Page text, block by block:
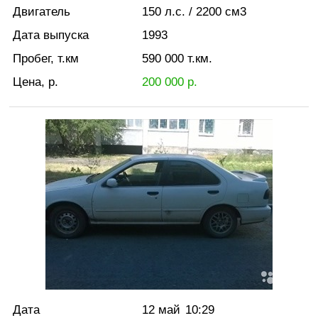
Двигатель
150 л.с. / 2200 см3
Дата выпуска
1993
Пробег, т.км
590 000 т.км.
Цена, р.
200 000р.
Дата 12 май 10:29